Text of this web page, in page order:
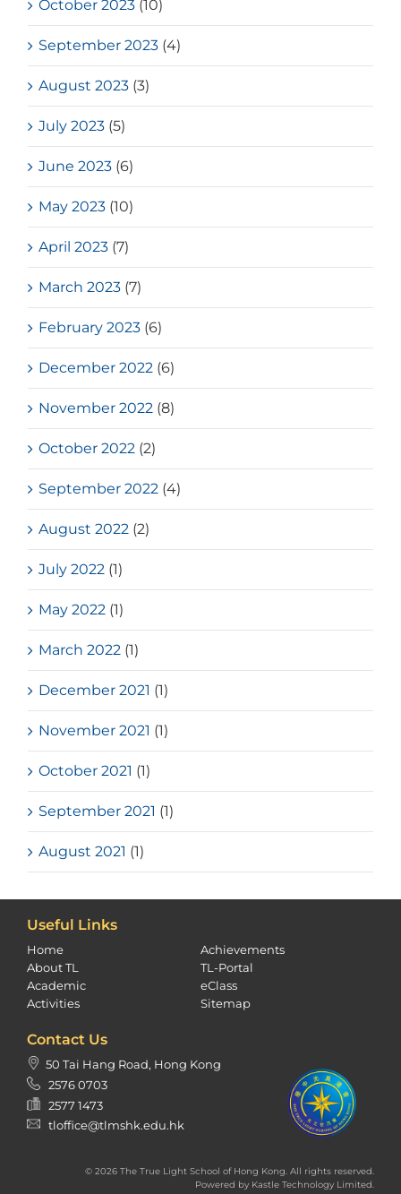
October 2023 (10)
September 2023 (4)
August 2023 (3)
July 2023 (5)
June 2023 (6)
May 2023 (10)
April 2023 (7)
March 2023 (7)
February 2023 (6)
December 2022 (6)
November 2022 (8)
October 2022 (2)
September 2022 (4)
August 2022 (2)
July 2022 (1)
May 2022 (1)
March 2022 (1)
December 2021 (1)
November 2021 (1)
October 2021 (1)
September 2021 (1)
August 2021 (1)
Useful Links
Home
About TL
Academic
Activities
Achievements
TL-Portal
eClass
Sitemap
Contact Us
50 Tai Hang Road, Hong Kong
2576 0703
2577 1473
tloffice@tlmshk.edu.hk
© 2026 The True Light School of Hong Kong. All rights reserved.
Powered by Kastle Technology Limited.